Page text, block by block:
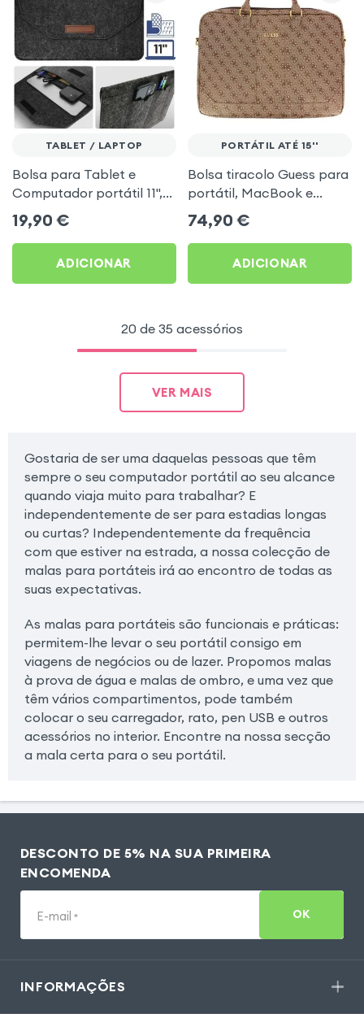
TABLET / LAPTOP
Bolsa para Tablet e
Computador portátil 11'',
feltro com interior Soft
Touch - preto
19,90 €
ADICIONAR
PORTÁTIL ATÉ 15''
Bolsa tiracolo Guess para
portátil, MacBook e
tablet de 13 a 15&quot; –
UpTown 4G Castanho
74,90 €
ADICIONAR
20 de 35 acessórios
VER MAIS
Gostaria de ser uma daquelas pessoas que têm
sempre o seu computador portátil ao seu alcance
quando viaja muito para trabalhar? E
independentemente de ser para estadias longas
ou curtas? Independentemente da frequência
com que estiver na estrada, a nossa colecção de
malas para portáteis irá ao encontro de todas as
suas expectativas.
As malas para portáteis são funcionais e práticas:
permitem-lhe levar o seu portátil consigo em
viagens de negócios ou de lazer. Propomos malas
à prova de água e malas de ombro, e uma vez que
têm vários compartimentos, pode também
colocar o seu carregador, rato, pen USB e outros
acessórios no interior. Encontre na nossa secção
a mala certa para o seu portátil.
DESCONTO DE 5% NA SUA PRIMEIRA
ENCOMENDA
E-mail * OK
INFORMAÇÕES